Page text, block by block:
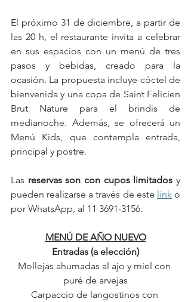
El próximo 31 de diciembre, a partir de
las 20 h, el restaurante invita a celebrar
en sus espacios con un menú de tres
pasos y bebidas, creado para la
ocasión. La propuesta incluye cóctel de
bienvenida y una copa de Saint Felicien
Brut Nature para el brindis de
medianoche. Además, se ofrecerá un
Menú Kids, que contempla entrada,
principal y postre.
Las reservas son con cupos limitados y
pueden realizarse a través de este link o
por WhatsApp, al 11 3691-3156.
MENÚ DE AÑO NUEVO
Entradas (a elección)
Mollejas ahumadas al ajo y miel con
puré de arvejas
Carpaccio de langostinos con